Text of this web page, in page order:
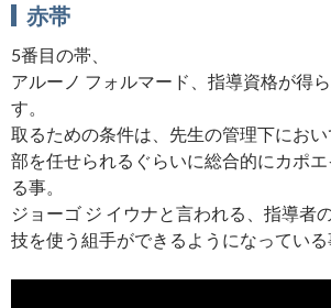
赤帯
5番目の帯、
アルーノ フォルマード、指導資格が得
す。
取るための条件は、先生の管理下にお
部を任せられるぐらいに総合的にカポ
る事。
ジョーゴ ジ イウナと言われる、指導者
技を使う組手ができるようになっている